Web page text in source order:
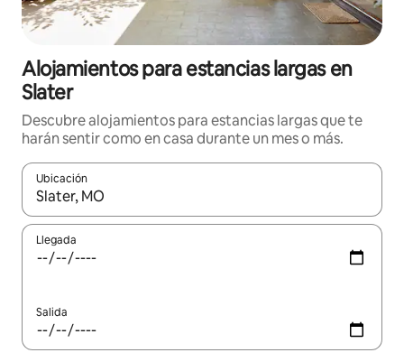
Alojamientos para estancias largas en
Slater
Descubre alojamientos para estancias largas que te
harán sentir como en casa durante un mes o más.
Ubicación
Cuando los resultados estén disponibles, podrás navegar
Llegada
Salida